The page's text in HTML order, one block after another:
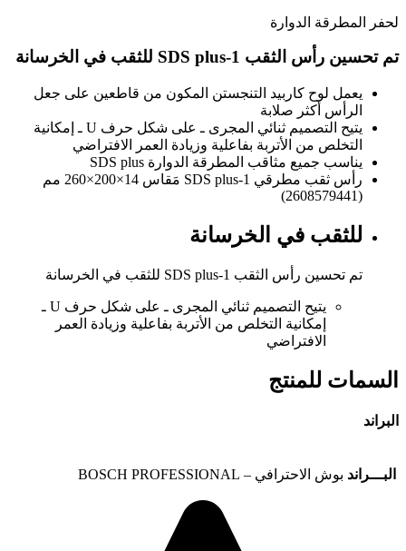
لحفر المطرقة الدوارة
تم تحسين رأس الثقب SDS plus-1 للثقب في الخرسانة
يعمل لوح كاربيد التنجستن المكون من قاطعين على جعل
الرأس أكثر صلابة
يتيح التصميم ثنائي المجرى ـ على شكل حرف U ـ إمكانية
التخلص من الأتربة بفاعلية وزيادة العمر الافتراضي
يناسب جميع مثاقب المطرقة الدوارة SDS plus
رأس ثقب مطرقي SDS plus-1 مَقاس 14×200×260 مم
(2608579441)
للثقب في الخرسانة
تم تحسين رأس الثقب SDS plus-1 للثقب في الخرسانة
يتيح التصميم ثنائي المجرى ـ على شكل حرف U ـ
إمكانية التخلص من الأتربة بفاعلية وزيادة العمر
الافتراضي
السمات للمنتج
البراند
البـــراند بوش الاحترافي – BOSCH PROFESSIONAL